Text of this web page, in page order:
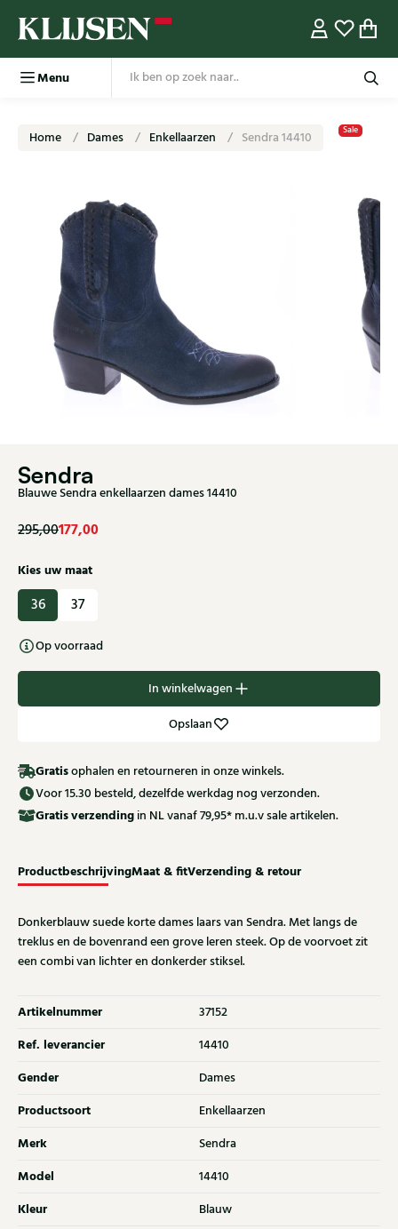
Menu
Home Dames Enkellaarzen Sendra 14410 Sale
Sendra
Blauwe Sendra enkellaarzen dames 14410
295,00177,00
Kies uw maat
36 37
Op voorraad
In winkelwagen
Opslaan
Gratisophalen en retourneren in onze winkels.
Voor 15.30 besteld, dezelfde werkdag nog verzonden.
Gratisverzending in NL vanaf 79,95* m.u.v sale artikelen.
ProductbeschrijvingMaat & fitVerzending & retour
Donkerblauw suede korte dames laars van Sendra. Met langs de
treklus en de bovenrand een grove leren steek. Op de voorvoet zit
een combi van lichter en donkerder stiksel.
Artikelnummer 37152
Ref. leverancier 14410
Gender Dames
Productsoort Enkellaarzen
Merk Sendra
Model 14410
Kleur Blauw